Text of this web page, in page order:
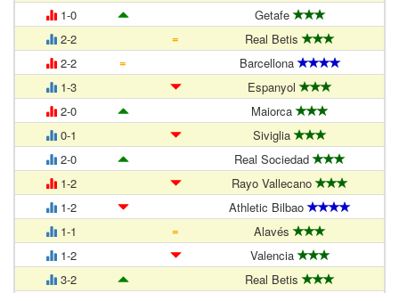
1-0
Getafe
2-2
=
Real Betis
2-2
=
Barcellona
1-3
Espanyol
2-0
Maiorca
0-1
Siviglia
2-0
Real Sociedad
1-2
Rayo Vallecano
1-2
Athletic Bilbao
1-1
=
Alavés
1-2
Valencia
3-2
Real Betis